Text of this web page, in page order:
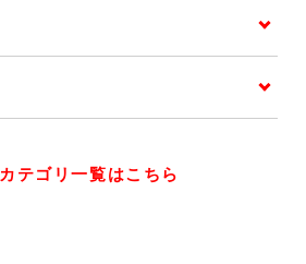
カテゴリ一覧はこちら